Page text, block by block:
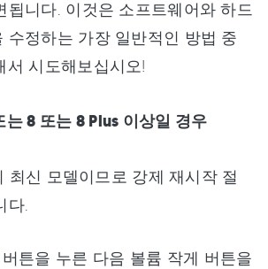
됩니다. 이것은 소프트웨어와 하드
수정하는 가장 일반적인 방법 중
서 시도해보십시오!
8 또는 8 Plus 이상일 경우
최신 모델이므로 강제 재시작 절
다.
튼을 누른 다음 볼륨 작게 버튼을